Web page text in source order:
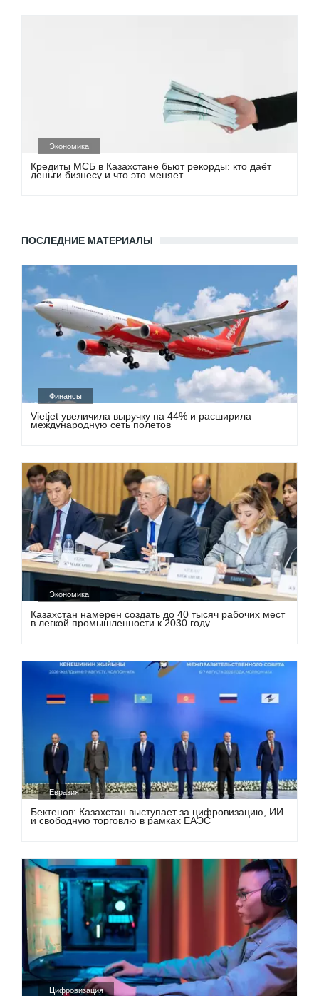
Экономика
Кредиты МСБ в Казахстане бьют рекорды: кто даёт
деньги бизнесу и что это меняет
ПОСЛЕДНИЕ МАТЕРИАЛЫ
Финансы
Vietjet увеличила выручку на 44% и расширила
международную сеть полетов
Экономика
Казахстан намерен создать до 40 тысяч рабочих мест
в легкой промышленности к 2030 году
Евразия
Бектенов: Казахстан выступает за цифровизацию, ИИ
и свободную торговлю в рамках ЕАЭС
Цифровизация